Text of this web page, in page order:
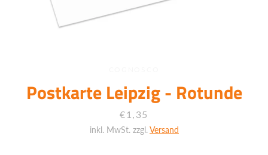
Postkarte Leipzig - Rotunde
Preis
€1,35
inkl. MwSt. zzgl.Versand